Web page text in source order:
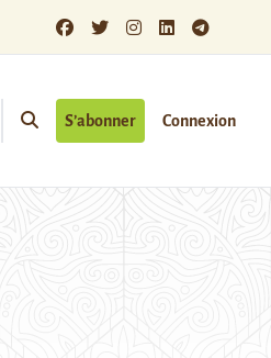
S’abonner Connexion